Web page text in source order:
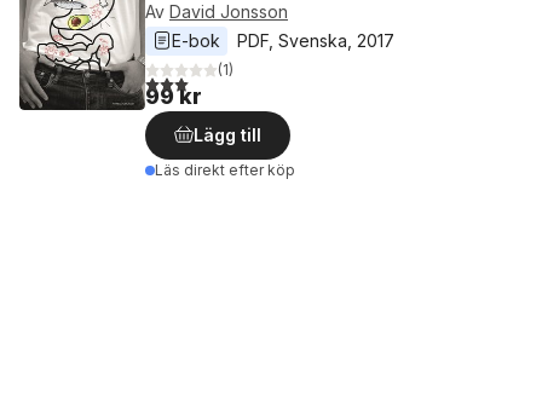
Av David Jonsson
E-bok
PDF Svenska 2017
3,0utav 5 stjärnor. Totalt antal röster:
(1)
99 kr
Lägg till
Läs direkt efter köp